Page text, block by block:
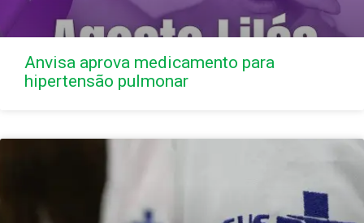
Anvisa aprova medicamento para
hipertensão pulmonar